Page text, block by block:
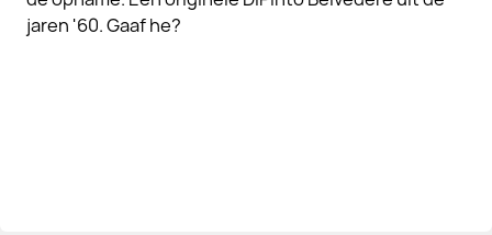
jaren '60. Gaaf he?